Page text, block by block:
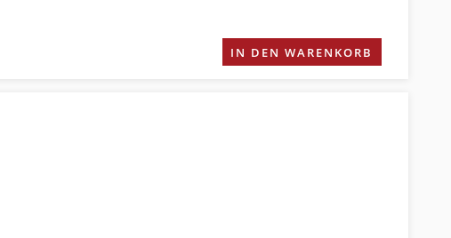
IN DEN WARENKORB